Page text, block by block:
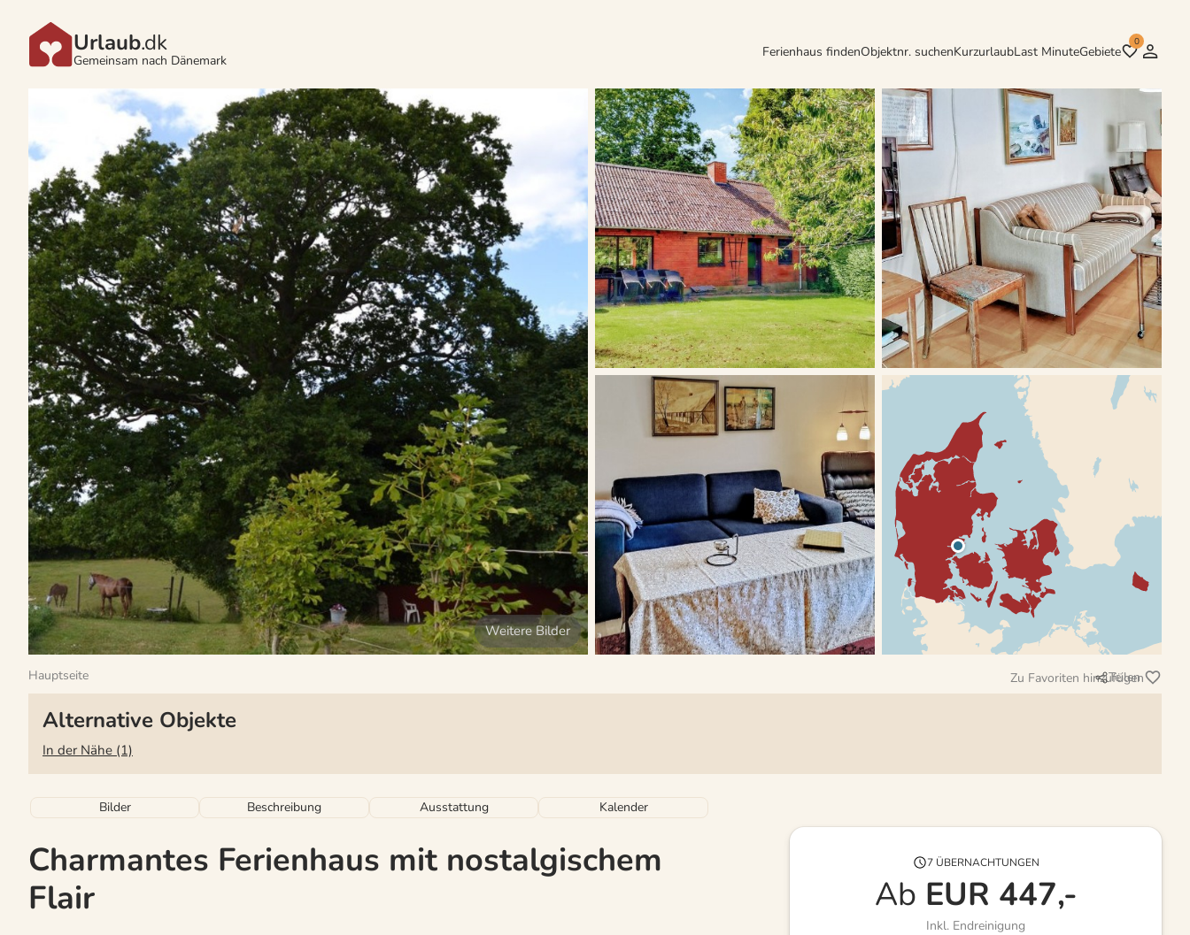
Urlaub.dk
Gemeinsam nach Dänemark
Ferienhaus findenObjektnr. suchenKurzurlaubLast MinuteGebiete
0
Hauptseite Zu Favoriten hinzufügen
Teilen
Alternative Objekte
In der Nähe (1)
Bilder Beschreibung Ausstattung Kalender
Charmantes Ferienhaus mit nostalgischem
Flair
7 ÜBERNACHTUNGEN
Ab EUR 447,-
Inkl. Endreinigung